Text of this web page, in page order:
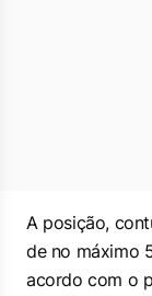
A posição,
de no máximo
acordo com o